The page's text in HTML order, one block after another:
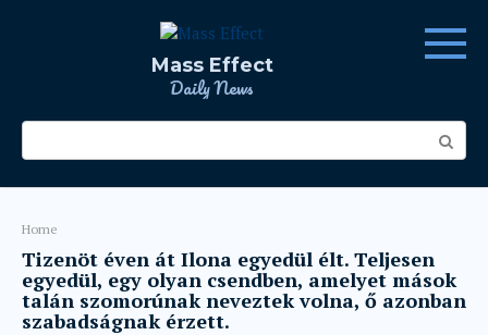
Mass Effect
Daily News
Search:
Home
Tizenöt éven át Ilona egyedül élt. Teljesen
egyedül, egy olyan csendben, amelyet mások
talán szomorúnak neveztek volna, ő azonban
szabadságnak érzett.